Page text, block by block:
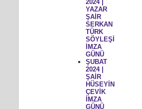
2024 |
YAZAR
ŞAİR
SERKAN
TÜRK
SÖYLEŞİ
İMZA
GÜNÜ
ŞUBAT
2024 |
ŞAİR
HÜSEYİN
ÇEVİK
İMZA
GÜNÜ